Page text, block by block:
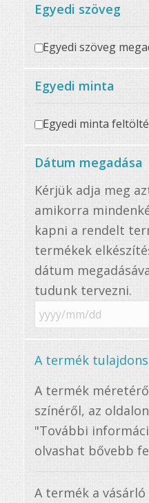
Egyedi szöveg
Egyedi szöveg
Egyedi minta
Egyedi minta
Dátum megadása
Kérjük adja meg
amikorra
kapni a rendelt
termékek
dátum
tudunk tervezni.
A termék
A termék
színéről, az
"További
olvashat bővebb
A termék a